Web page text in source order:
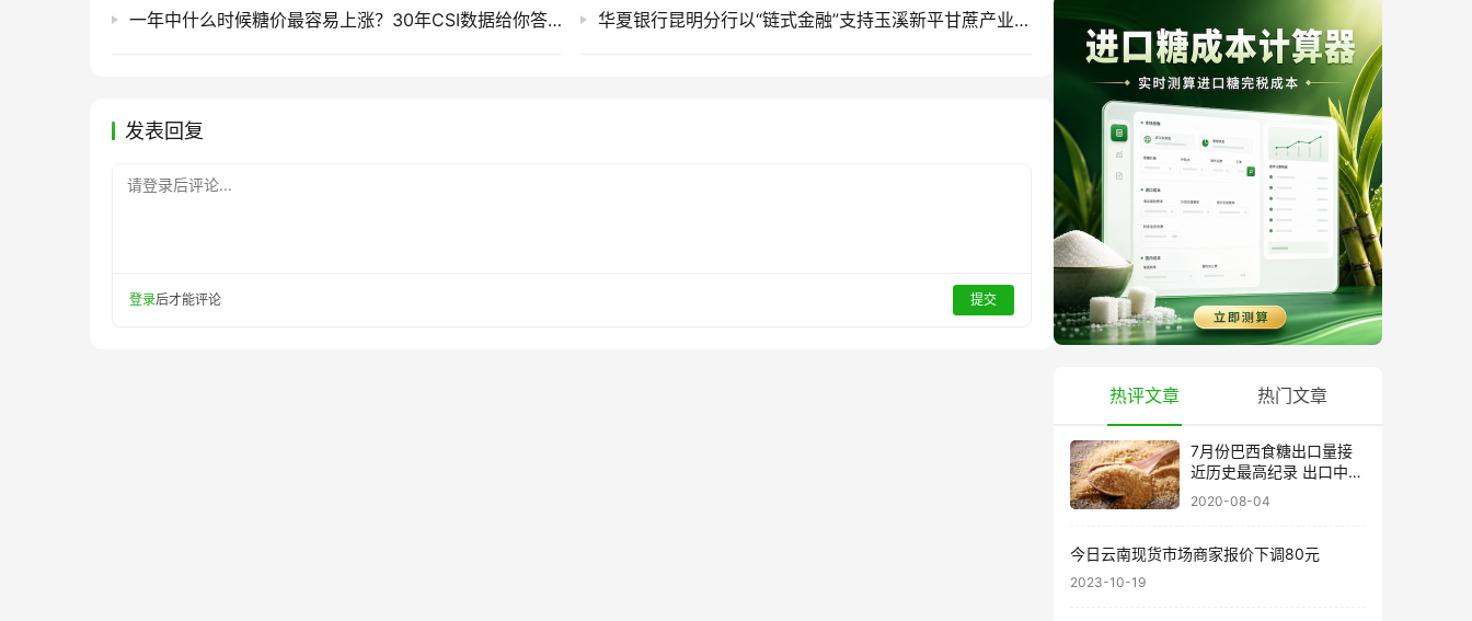
一年中什么时候糖价最容易上涨？30年CSI数据给你答案 华夏银行昆明分行以“链式金融”支持玉溪新平甘蔗产业发展
发表回复
请登录后评论...
登录后才能评论 提交
热评文章 热门文章
7月份巴西食糖出口量接
近历史最高纪录 出口中国
超40万吨
2020-08-04
今日云南现货市场商家报价下调80元
2023-10-19